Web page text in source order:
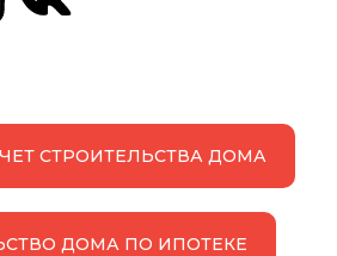
СТРОИТЕЛЬСТВА ДОМА
ДОМА ПО ИПОТЕКЕ